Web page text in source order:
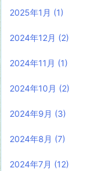
2025年1月 (1)
2024年12月 (2)
2024年11月 (1)
2024年10月 (2)
2024年9月 (3)
2024年8月 (7)
2024年7月 (12)